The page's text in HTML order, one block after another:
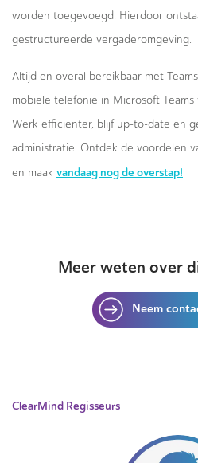
worden toegevoegd. Hierdoor
gestructureerde vergaderomgeving.
Altijd en overal bereikbaar met
mobiele telefonie in Microsoft
Werk efficiënter, blijf up-to-date en
administratie. Ontdek de voordelen
en maak vandaag nog de overstap!
Meer weten over
Neem
ClearMind Regisseurs